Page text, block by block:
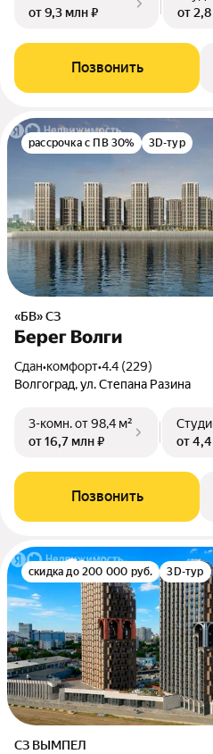
от 9,3 млн ₽
от
Позвонить
рассрочка с ПВ 30% 3D-тур
«БВ» СЗ
Берег Волги
Сдан•комфорт•4.4 (229)
Волгоград, ул. Степана Разина
3-комн.от 98,4 м²
от 16,7 млн ₽
от
Позвонить
скидка до 200 000 руб. 3D-тур
СЗ ВЫМПЕЛ